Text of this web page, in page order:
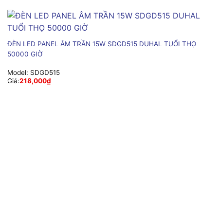
ĐÈN LED PANEL ÂM TRẦN 15W SDGD515 DUHAL TUỔI THỌ
50000 GIỜ
Model: SDGD515
Giá:218,000₫